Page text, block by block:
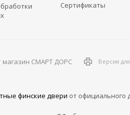
Сертификаты
магазин СМАРТ ДОРС Версия
финские двери от официального